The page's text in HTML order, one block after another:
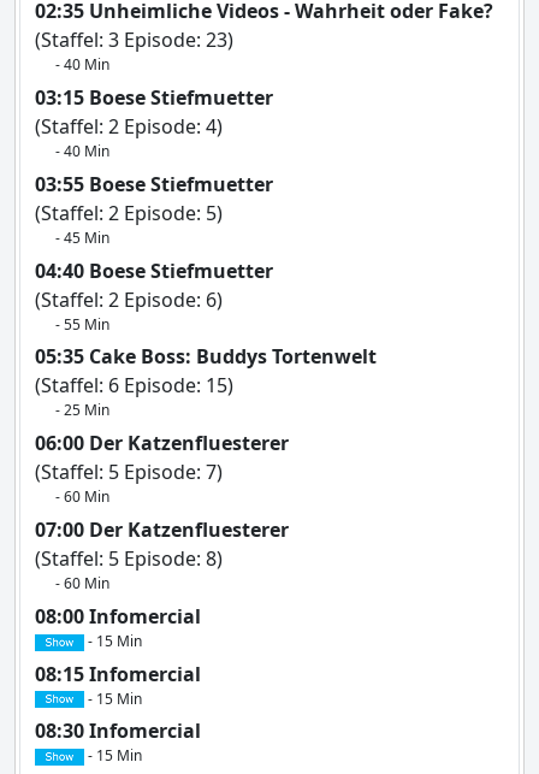
02:35 Unheimliche Videos - Wahrheit oder Fake?
(Staffel: 3 Episode: 23)
- 40 Min
03:15 Boese Stiefmuetter
(Staffel: 2 Episode: 4)
- 40 Min
03:55 Boese Stiefmuetter
(Staffel: 2 Episode: 5)
- 45 Min
04:40 Boese Stiefmuetter
(Staffel: 2 Episode: 6)
- 55 Min
05:35 Cake Boss: Buddys Tortenwelt
(Staffel: 6 Episode: 15)
- 25 Min
06:00 Der Katzenfluesterer
(Staffel: 5 Episode: 7)
- 60 Min
07:00 Der Katzenfluesterer
(Staffel: 5 Episode: 8)
- 60 Min
08:00 Infomercial
- 15 Min
08:15 Infomercial
- 15 Min
08:30 Infomercial
- 15 Min